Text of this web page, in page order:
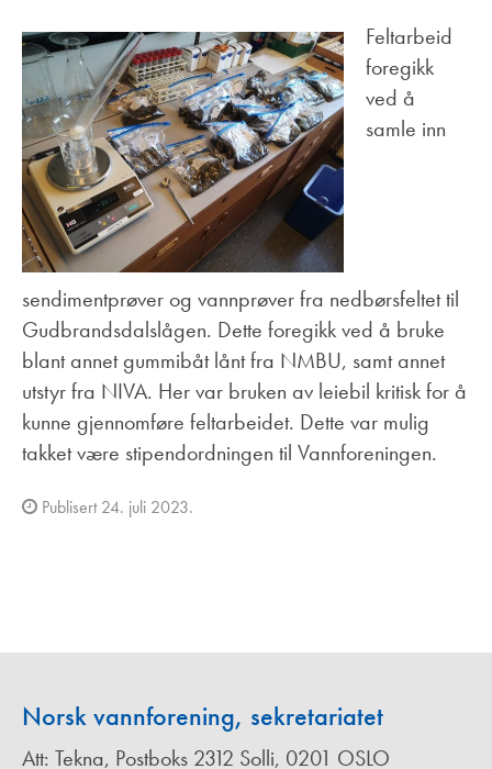
Feltarbeid
foregikk
ved å
samle inn
sendimentprøver og vannprøver fra nedbørsfeltet til
Gudbrandsdalslågen. Dette foregikk ved å bruke
blant annet gummibåt lånt fra NMBU, samt annet
utstyr fra NIVA. Her var bruken av leiebil kritisk for å
kunne gjennomføre feltarbeidet. Dette var mulig
takket være stipendordningen til Vannforeningen.
Publisert 24. juli 2023.
Norsk vannforening, sekretariatet
Att: Tekna, Postboks 2312 Solli, 0201 OSLO